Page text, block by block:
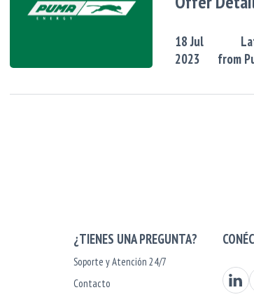
18Jul
2023
from
¿TIENES UNA PREGUNTA?
Soporte y Atención 24/7
Contacto
Visit